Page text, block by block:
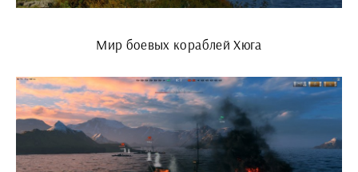
Мир боевых кораблей Хюга